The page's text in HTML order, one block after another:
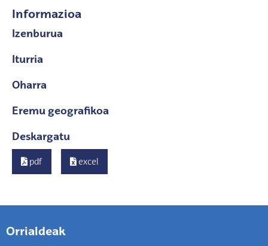
Informazioa
Izenburua
Iturria
Oharra
Eremu geografikoa
Deskargatu
pdf excel
Orrialdeak